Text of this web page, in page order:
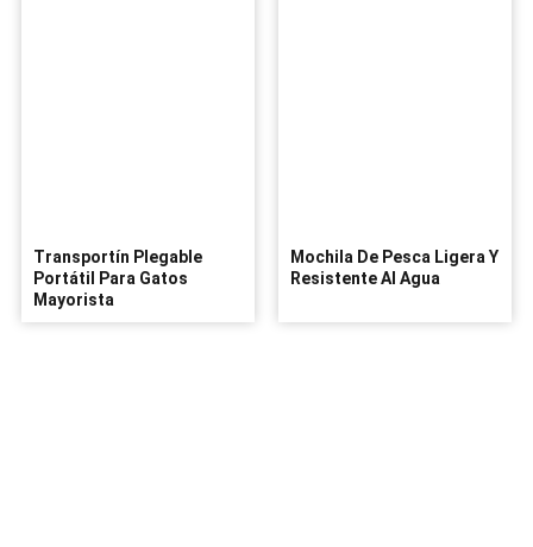
Transportín Plegable
Portátil Para Gatos
Mayorista
Mochila De Pesca Ligera Y
Resistente Al Agua